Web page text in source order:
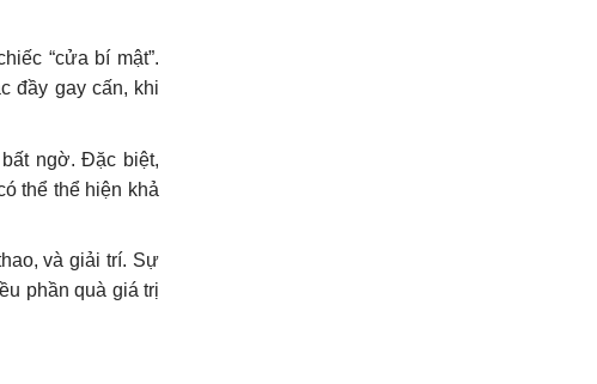
“cửa bí mật”.
đầy gay cấn, khi
ngờ. Đặc biệt,
thể thể hiện khả
và giải trí. Sự
phần quà giá trị